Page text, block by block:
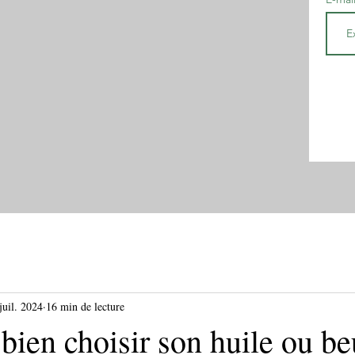
choisir son huile ou
2024 16 min de lecture